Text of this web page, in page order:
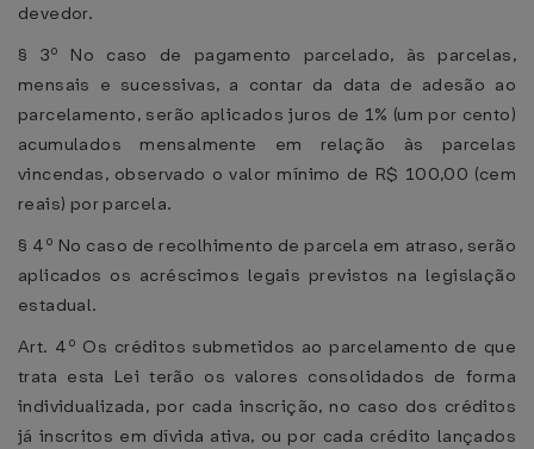
devedor.
§ 3º No caso de pagamento parcelado, às parcelas,
mensais e sucessivas, a contar da data de adesão ao
parcelamento, serão aplicados juros de 1% (um por cento)
acumulados mensalmente em relação às parcelas
vincendas, observado o valor mínimo de R$ 100,00 (cem
reais) por parcela.
§ 4º No caso de recolhimento de parcela em atraso, serão
aplicados os acréscimos legais previstos na legislação
estadual.
Art. 4º Os créditos submetidos ao parcelamento de que
trata esta Lei terão os valores consolidados de forma
individualizada, por cada inscrição, no caso dos créditos
já inscritos em dívida ativa, ou por cada crédito lançados